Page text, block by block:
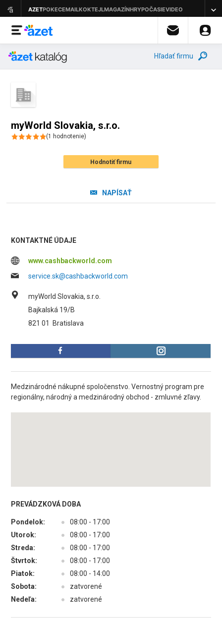
Hľadať firmu
myWorld Slovakia, s.r.o.
(1 hodnotenie)
Hodnotiť firmu
NAPÍSAŤ
KONTAKTNÉ ÚDAJE
www.cashbackworld.com
service.sk@cashbackworld.com
myWorld Slovakia, s.r.o.
Bajkalská 19/B
821 01
Bratislava
Medzinárodné nákupné spoločenstvo. Vernostný program pre
regionálny, národný a medzinárodný obchod - zmluvné zľavy.
PREVÁDZKOVÁ DOBA
Pondelok: ●
08:00 - 17:00
Utorok:
●
08:00 - 17:00
Streda:
●
08:00 - 17:00
Štvrtok:
●
08:00 - 17:00
Piatok:
●
08:00 - 14:00
Sobota:
●
zatvorené
Nedeľa:
● zatvorené